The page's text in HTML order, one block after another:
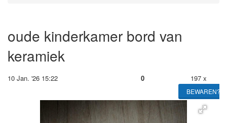
oude kinderkamer bord van
keramiek
10 Jan. '26 15:22 0 197 x
BEWAREN?